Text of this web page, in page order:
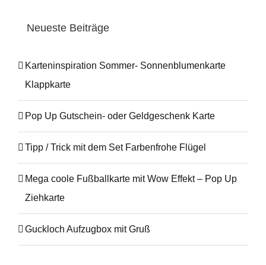
Neueste Beiträge
Karteninspiration Sommer- Sonnenblumenkarte
Klappkarte
Pop Up Gutschein- oder Geldgeschenk Karte
Tipp / Trick mit dem Set Farbenfrohe Flügel
Mega coole Fußballkarte mit Wow Effekt – Pop Up
Ziehkarte
Guckloch Aufzugbox mit Gruß